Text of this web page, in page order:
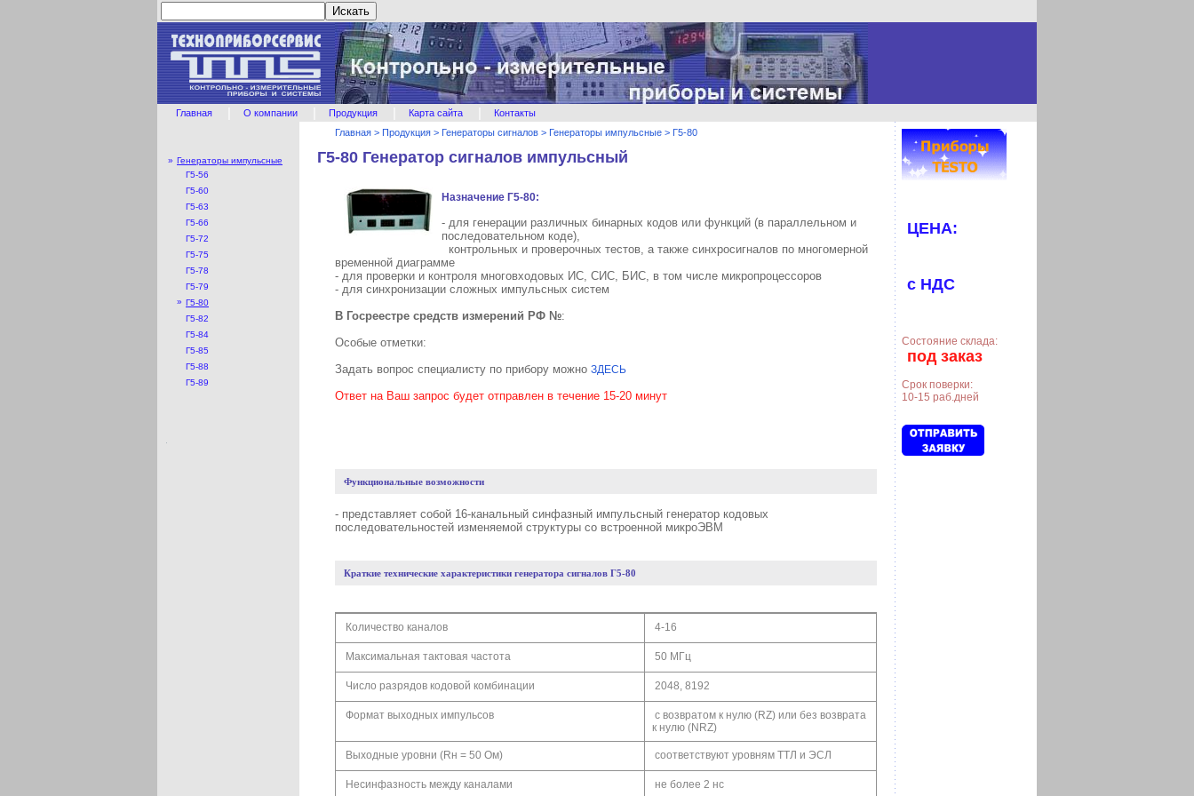
Главная О компании Продукция Карта сайта Контакты
» Генераторы импульсные
Г5-56
Г5-60
Г5-63
Г5-66
Г5-72
Г5-75
Г5-78
Г5-79
» Г5-80
Г5-82
Г5-84
Г5-85
Г5-88
Г5-89
Главная > Продукция > Генераторы сигналов > Генераторы импульсные > Г5-80
Г5-80 Генератор сигналов импульсный
Назначение Г5-80:
- для генерации различных бинарных кодов или функций (в параллельном и
последовательном коде),
контрольных и проверочных тестов, а также синхросигналов по многомерной
временной диаграмме
- для проверки и контроля многовходовых ИС, СИС, БИС, в том числе микропроцессоров
- для синхронизации сложных импульсных систем
В Госреестре средств измерений РФ №:
Особые отметки:
Задать вопрос специалисту по прибору можно ЗДЕСЬ
Ответ на Ваш запрос будет отправлен в течение 15-20 минут
Функциональные возможности
- представляет собой 16-канальный синфазный импульсный генератор кодовых
последовательностей изменяемой структуры со встроенной микроЭВМ
Краткие технические характеристики генератора сигналов Г5-80
Количество каналов 4-16
Максимальная тактовая частота 50 МГц
Число разрядов кодовой комбинации 2048, 8192
Формат выходных импульсов
с возвратом к нулю (RZ) или без возврата
к нулю (NRZ)
Выходные уровни (Rн = 50 Ом) соответствуют уровням ТТЛ и ЭСЛ
Несинфазность между каналами не более 2 нс
ЦЕНА:
с НДС
Состояние склада:
под заказ
Срок поверки:
10-15 раб.дней